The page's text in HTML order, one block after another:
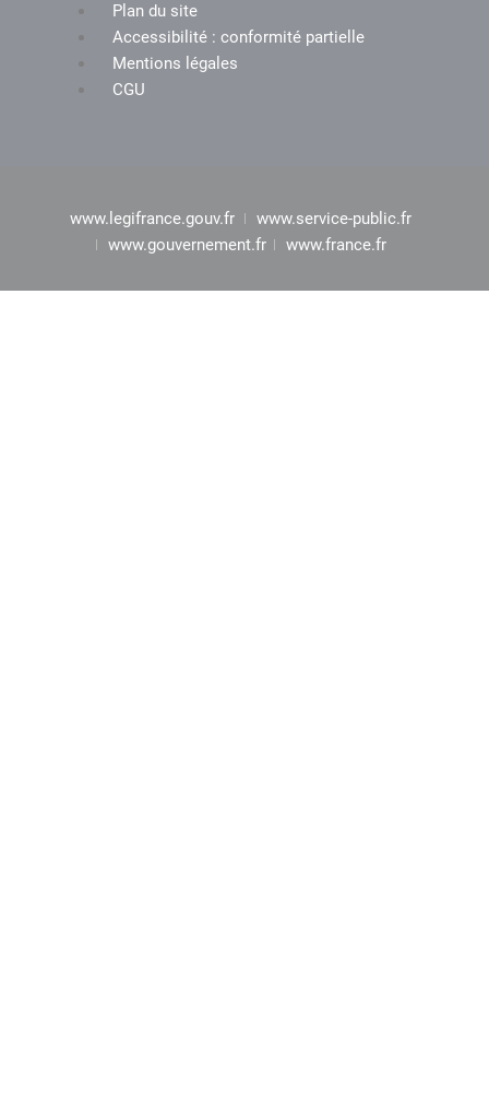
Plan du site
Accessibilité : conformité partielle
Mentions légales
CGU
www.legifrance.gouv.fr
www.service-public.fr
www.gouvernement.fr
www.france.fr